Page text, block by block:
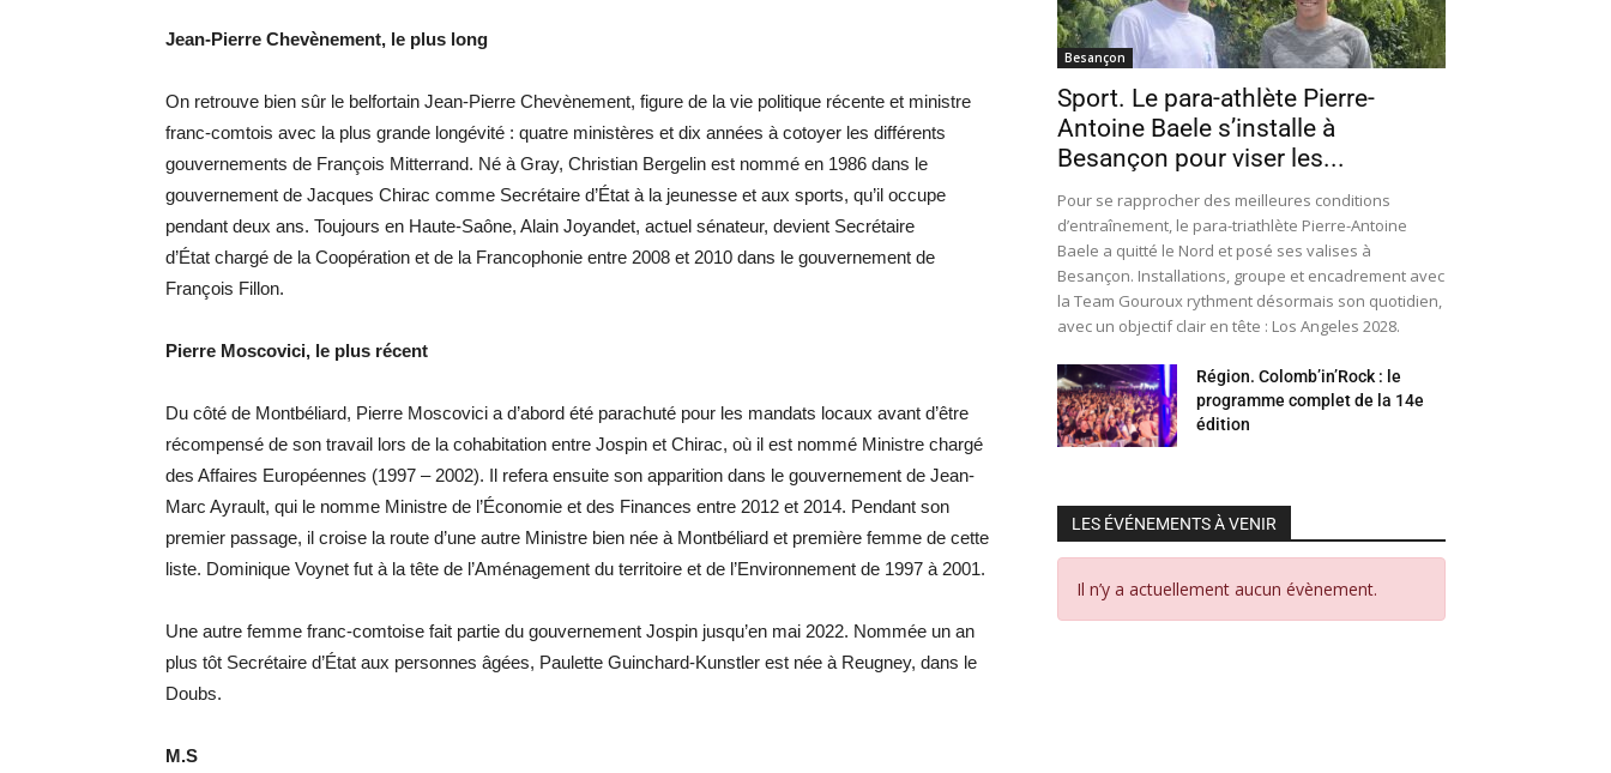
Jean-Pierre Chevènement, le plus long
On retrouve bien sûr le belfortain Jean-Pierre Chevènement, figure de la vie politique récente et ministre
franc-comtois avec la plus grande longévité : quatre ministères et dix années à cotoyer les différents
gouvernements de François Mitterrand. Né à Gray, Christian Bergelin est nommé en 1986 dans le
gouvernement de Jacques Chirac comme Secrétaire d’État à la jeunesse et aux sports, qu’il occupe
pendant deux ans. Toujours en Haute-Saône, Alain Joyandet, actuel sénateur, devient Secrétaire
d’État chargé de la Coopération et de la Francophonie entre 2008 et 2010 dans le gouvernement de
François Fillon.
Pierre Moscovici, le plus récent
Du côté de Montbéliard, Pierre Moscovici a d’abord été parachuté pour les mandats locaux avant d’être
récompensé de son travail lors de la cohabitation entre Jospin et Chirac, où il est nommé Ministre chargé
des Affaires Européennes (1997 – 2002). Il refera ensuite son apparition dans le gouvernement de Jean-
Marc Ayrault, qui le nomme Ministre de l’Économie et des Finances entre 2012 et 2014. Pendant son
premier passage, il croise la route d’une autre Ministre bien née à Montbéliard et première femme de cette
liste. Dominique Voynet fut à la tête de l’Aménagement du territoire et de l’Environnement de 1997 à 2001.
Une autre femme franc-comtoise fait partie du gouvernement Jospin jusqu’en mai 2022. Nommée un an
plus tôt Secrétaire d’État aux personnes âgées, Paulette Guinchard-Kunstler est née à Reugney, dans le
Doubs.
M.S
Besançon
Sport. Le para-athlète Pierre-
Antoine Baele s’installe à
Besançon pour viser les...
Pour se rapprocher des meilleures conditions
d’entraînement, le para-triathlète Pierre-Antoine
Baele a quitté le Nord et posé ses valises à
Besançon. Installations, groupe et encadrement avec
la Team Gouroux rythment désormais son quotidien,
avec un objectif clair en tête : Los Angeles 2028.
Région. Colomb’in’Rock : le
programme complet de la 14e
édition
LES ÉVÉNEMENTS À VENIR
Il n’y a actuellement aucun évènement.